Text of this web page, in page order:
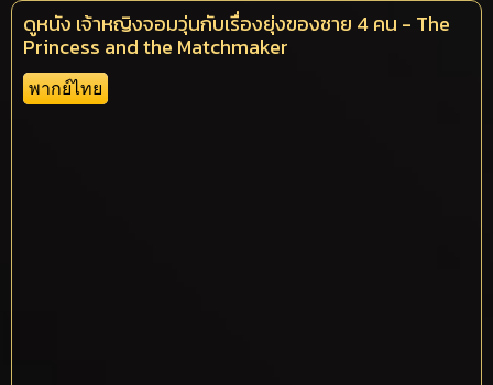
ดูหนัง เจ้าหญิงจอมวุ่นกับเรื่องยุ่งของชาย 4 คน - The
Princess and the Matchmaker
พากย์ไทย